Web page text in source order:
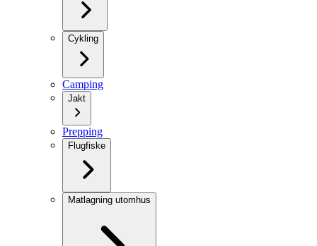
Cykling
Camping
Jakt
Prepping
Flugfiske
Matlagning utomhus